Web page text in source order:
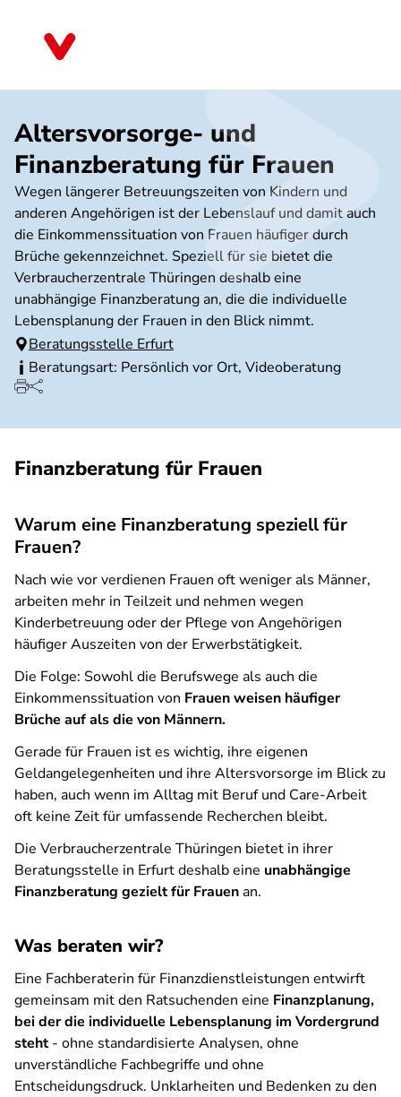
Altersvorsorge- und
Finanzberatung für Frauen
Wegen längerer Betreuungszeiten von Kindern und
anderen Angehörigen ist der Lebenslauf und damit auch
die Einkommenssituation von Frauen häufiger durch
Brüche gekennzeichnet. Speziell für sie bietet die
Verbraucherzentrale Thüringen deshalb eine
unabhängige Finanzberatung an, die die individuelle
Lebensplanung der Frauen in den Blick nimmt.
Beratungsstelle Erfurt
Beratungsart: Persönlich vor Ort, Videoberatung
Finanzberatung für Frauen
Warum eine Finanzberatung speziell für
Frauen?
Nach wie vor verdienen Frauen oft weniger als Männer,
arbeiten mehr in Teilzeit und nehmen wegen
Kinderbetreuung oder der Pflege von Angehörigen
häufiger Auszeiten von der Erwerbstätigkeit.
Die Folge: Sowohl die Berufswege als auch die
Einkommenssituation von Frauen weisen häufiger
Brüche auf als die von Männern.
Gerade für Frauen ist es wichtig, ihre eigenen
Geldangelegenheiten und ihre Altersvorsorge im Blick zu
haben, auch wenn im Alltag mit Beruf und Care-Arbeit
oft keine Zeit für umfassende Recherchen bleibt.
Die Verbraucherzentrale Thüringen bietet in ihrer
Beratungsstelle in Erfurt deshalb eine unabhängige
Finanzberatung gezielt für Frauenan.
Was beraten wir?
Eine Fachberaterin für Finanzdienstleistungen entwirft
gemeinsam mit den Ratsuchenden eine Finanzplanung,
bei der die individuelle Lebensplanung im Vordergrund
steht- ohne standardisierte Analysen, ohne
unverständliche Fachbegriffe und ohne
Entscheidungsdruck. Unklarheiten und Bedenken zu den